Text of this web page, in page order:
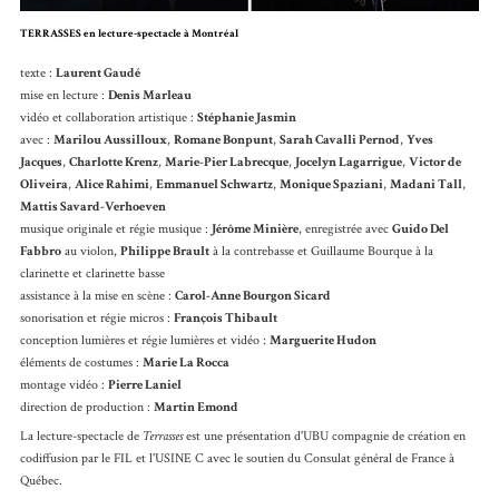
TERRASSES en lecture-spectacle à Montréal
texte : Laurent Gaudé
mise en lecture : Denis Marleau
vidéo et collaboration artistique : Stéphanie Jasmin
avec : Marilou Aussilloux, Romane Bonpunt, Sarah Cavalli Pernod, Yves
Jacques, Charlotte Krenz, Marie-Pier Labrecque, Jocelyn Lagarrigue, Victor de
Oliveira, Alice Rahimi, Emmanuel Schwartz, Monique Spaziani, Madani Tall,
Mattis Savard-Verhoeven
musique originale et régie musique : Jérôme Minière, enregistrée avec Guido Del
Fabbro au violon, Philippe Brault à la contrebasse et Guillaume Bourque à la
clarinette et clarinette basse
assistance à la mise en scène : Carol-Anne Bourgon Sicard
sonorisation et régie micros : François Thibault
conception lumières et régie lumières et vidéo : Marguerite Hudon
éléments de costumes : Marie La Rocca
montage vidéo : Pierre Laniel
direction de production : Martin Emond
La lecture-spectacle de Terrassesest une présentation d'UBU compagnie de création en
codiffusion par le FIL et l'USINE C avec le soutien du Consulat général de France à
Québec.